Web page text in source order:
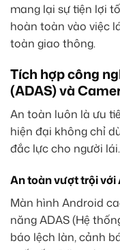
mang lại sự tiện lợi
hoàn toàn vào việc
toàn giao thông.
Tích hợp công
(ADAS) và
An toàn luôn là ưu
hiện đại không chỉ
đắc lực cho người lái.
An toàn vượt trội với
Màn hình Android
năng ADAS (Hệ
báo lệch làn, cảnh